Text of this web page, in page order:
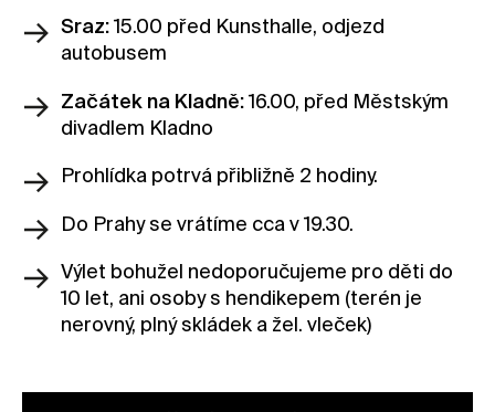
Sraz: 15.00 před Kunsthalle, odjezd
autobusem
Začátek na Kladně:16.00, před Městským
divadlem Kladno
Prohlídka potrvá přibližně 2 hodiny.
Do Prahy se vrátíme cca v 19.30.
Výlet bohužel nedoporučujeme pro děti do
10 let, ani osoby s hendikepem (terén je
nerovný, plný skládek a žel. vleček)